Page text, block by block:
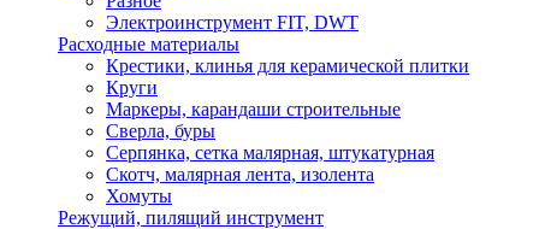
Электроинструмент FIT, DWT
Расходные материалы
Крестики, клинья для керамической плитки
Круги
Маркеры, карандаши строительные
Сверла, буры
Серпянка, сетка малярная, штукатурная
Скотч, малярная лента, изолента
Хомуты
Режущий, пилящий инструмент